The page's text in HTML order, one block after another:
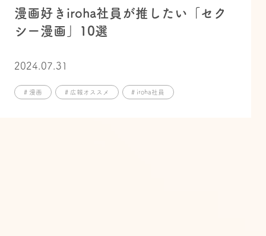
漫画好きiroha社員が推したい「セク
シー漫画」10選
2024.07.31
# 漫画 # 広報オススメ # iroha社員